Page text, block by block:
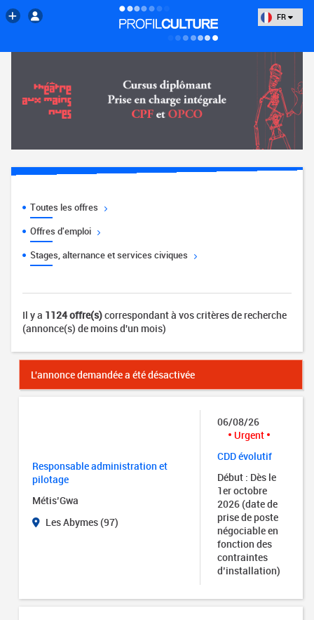
FR
Toutes les offres
Offres d'emploi
Stages, alternance et services civiques
Il y a 1124 offre(s)correspondant à vos critères de recherche
(annonce(s) de moins d'un mois)
L'annonce demandée a été désactivée
Responsable administration et
pilotage
Métis’Gwa
Les Abymes (97)
06/08/26
Urgent
CDD évolutif
Début : Dès le
1er octobre
2026 (date de
prise de poste
négociable en
fonction des
contraintes
d’installation)